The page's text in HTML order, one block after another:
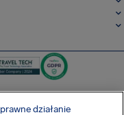
działanie